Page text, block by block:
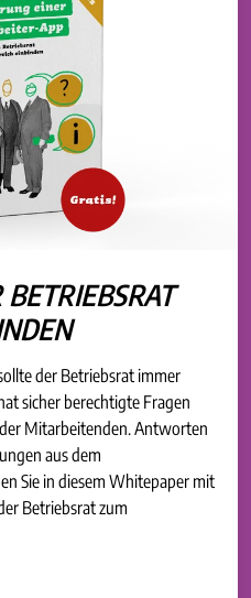
der Betriebsrat immer
sicher berechtigte Fragen
Mitarbeitenden. Antworten
aus dem
Sie in diesem Whitepaper mit
Betriebsrat zum